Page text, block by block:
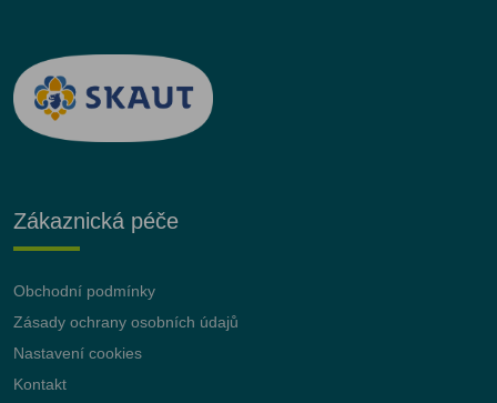
Zákaznická péče
Obchodní podmínky
Zásady ochrany osobních údajů
Nastavení cookies
Kontakt